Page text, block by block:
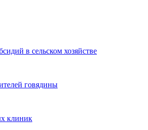
в сельском хозяйстве
говядины
клиник